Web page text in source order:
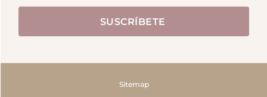
SUSCRÍBETE
Sitemap